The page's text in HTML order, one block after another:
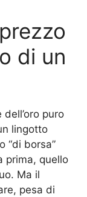
di un
puro
lingotto
“di borsa”
prima, quello
Ma il
pesa di